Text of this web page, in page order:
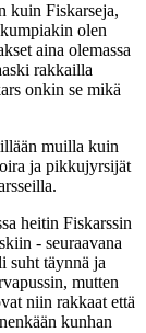
kuin Fiskarseja,
olen
aina olemassa
rakkailla
onkin se mikä
muilla kuin
ja pikkujyrsijät
heitin Fiskarssin
- seuraavana
suht täynnä ja
mutten
niin rakkaat että
kunhan